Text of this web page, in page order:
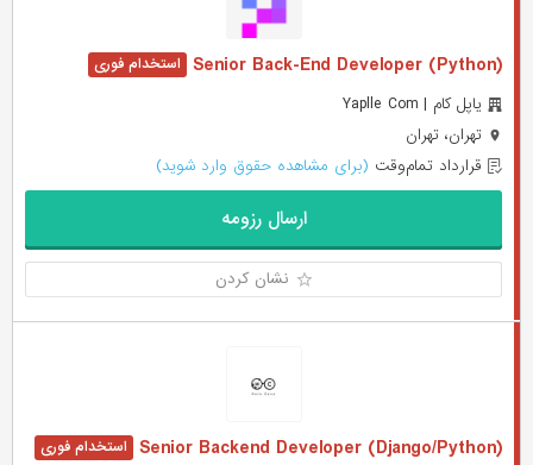
(Senior Back-End Developer (Python
یاپل کام | Yaplle Com
تهران، تهران
قرارداد تمام‌وقت (برای مشاهده حقوق وارد شوید)
ارسال رزومه
نشان کردن
(Senior Backend Developer (Django/Python